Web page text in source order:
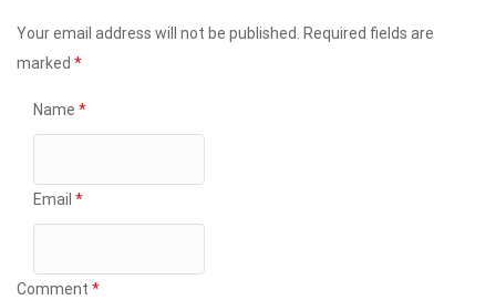
Your email address will not be published. Required fields are
marked *
Name *
Email *
Comment *